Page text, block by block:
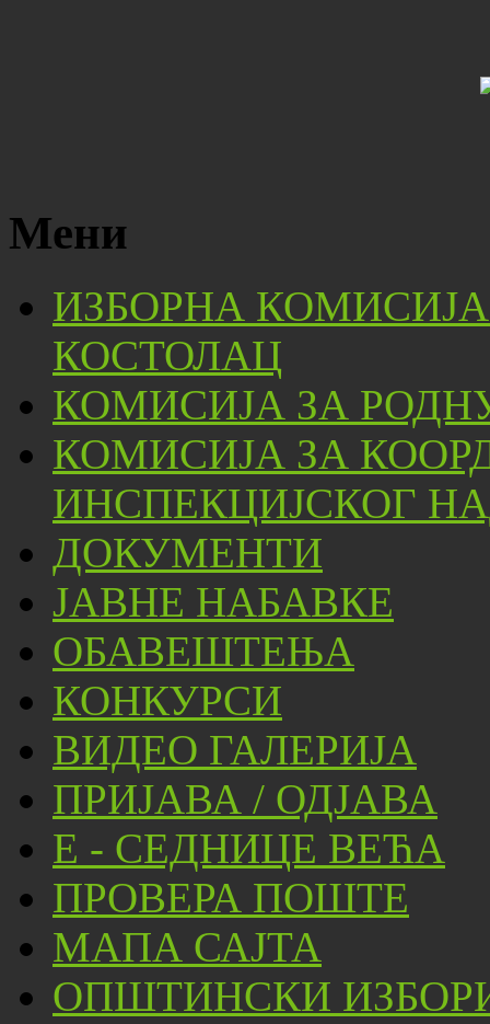
Мени
ИЗБОРНА
КОСТОЛАЦ
КОМИСИЈА ЗА
КОМИСИЈА ЗА
ИНСПЕКЦИЈСКОГ
ДОКУМЕНТИ
ЈАВНЕ НАБАВКЕ
ОБАВЕШТЕЊА
КОНКУРСИ
ВИДЕО ГАЛЕРИЈА
ПРИЈАВА / ОДЈАВА
Е - СЕДНИЦЕ ВЕЋА
ПРОВЕРА ПОШТЕ
МАПА САЈТА
ОПШТИНСКИ